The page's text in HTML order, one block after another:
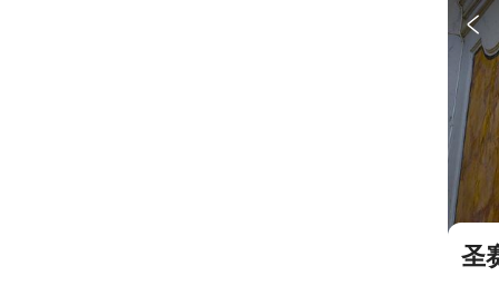

圣